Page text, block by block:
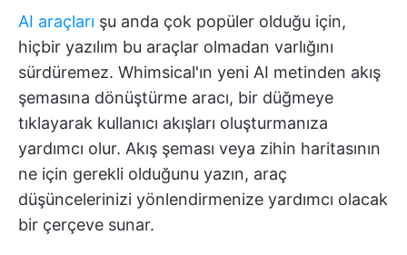
AI araçları şu anda çok popüler olduğu için,
hiçbir yazılım bu araçlar olmadan varlığını
sürdüremez. Whimsical'ın yeni AI metinden akış
şemasına dönüştürme aracı, bir düğmeye
tıklayarak kullanıcı akışları oluşturmanıza
yardımcı olur. Akış şeması veya zihin haritasının
ne için gerekli olduğunu yazın, araç
düşüncelerinizi yönlendirmenize yardımcı olacak
bir çerçeve sunar.